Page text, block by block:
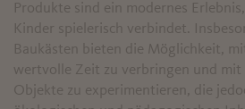
Produkte sind ein modernes
Kinder spielerisch verbindet.
Baukästen bieten die Möglichkeit,
wertvolle Zeit zu verbringen und mit
Objekte zu experimentieren, die